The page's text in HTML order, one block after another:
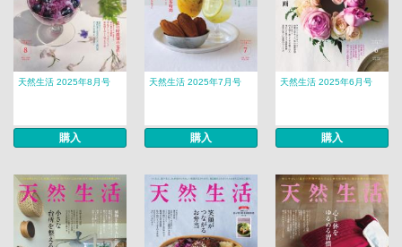
天然生活 2025年8月号
購入
天然生活 2025年7月号
購入
天然生活 2025年6月号
購入